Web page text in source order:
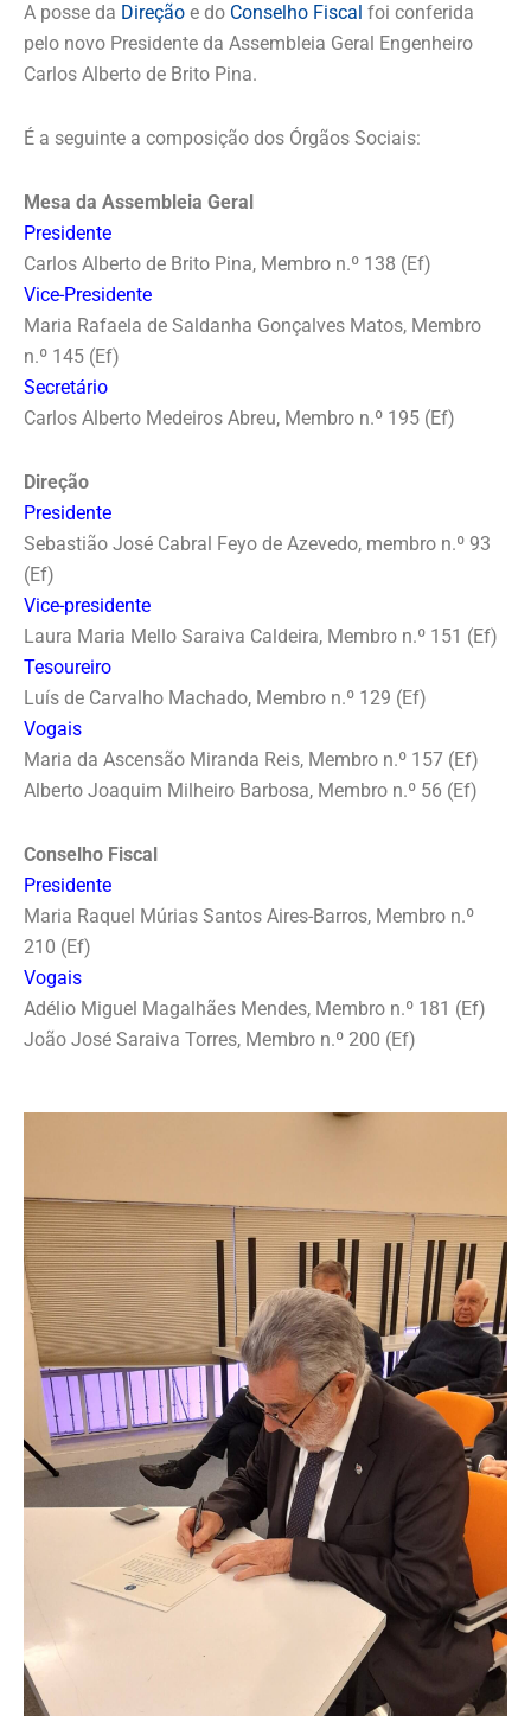
A posse da Direção e do Conselho Fiscal foi conferida
pelo novo Presidente da Assembleia Geral Engenheiro
Carlos Alberto de Brito Pina.
É a seguinte a composição dos Órgãos Sociais:
Mesa da Assembleia Geral
Presidente
Carlos Alberto de Brito Pina, Membro n.º 138 (Ef)
Vice-Presidente
Maria Rafaela de Saldanha Gonçalves Matos, Membro
n.º 145 (Ef)
Secretário
Carlos Alberto Medeiros Abreu, Membro n.º 195 (Ef)
Direção
Presidente
Sebastião José Cabral Feyo de Azevedo, membro n.º 93
(Ef)
Vice-presidente
Laura Maria Mello Saraiva Caldeira, Membro n.º 151 (Ef)
Tesoureiro
Luís de Carvalho Machado, Membro n.º 129 (Ef)
Vogais
Maria da Ascensão Miranda Reis, Membro n.º 157 (Ef)
Alberto Joaquim Milheiro Barbosa, Membro n.º 56 (Ef)
Conselho Fiscal
Presidente
Maria Raquel Múrias Santos Aires-Barros, Membro n.º
210 (Ef)
Vogais
Adélio Miguel Magalhães Mendes, Membro n.º 181 (Ef)
João José Saraiva Torres, Membro n.º 200 (Ef)